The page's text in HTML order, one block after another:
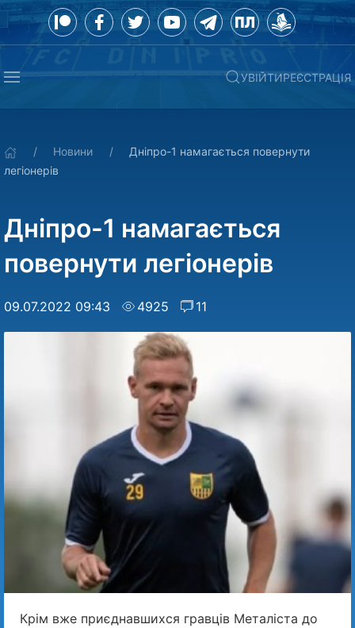
УВІЙТИРЕЄСТРАЦІЯ
Новини
Дніпро-1 намагається повернути
легіонерів
Дніпро-1 намагається
повернути легіонерів
09.07.2022 09:43 4925 11
Крім вже приєднавшихся гравців Металіста до